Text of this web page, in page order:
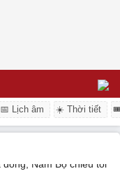
📅 Lịch âm ☀️ Thời tiết